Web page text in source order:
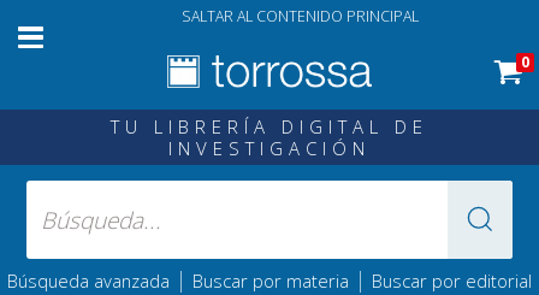
SALTAR AL CONTENIDO PRINCIPAL
0
TU LIBRERÍA DIGITAL DE
INVESTIGACIÓN
Búsqueda avanzada | Buscar por materia | Buscar por editorial